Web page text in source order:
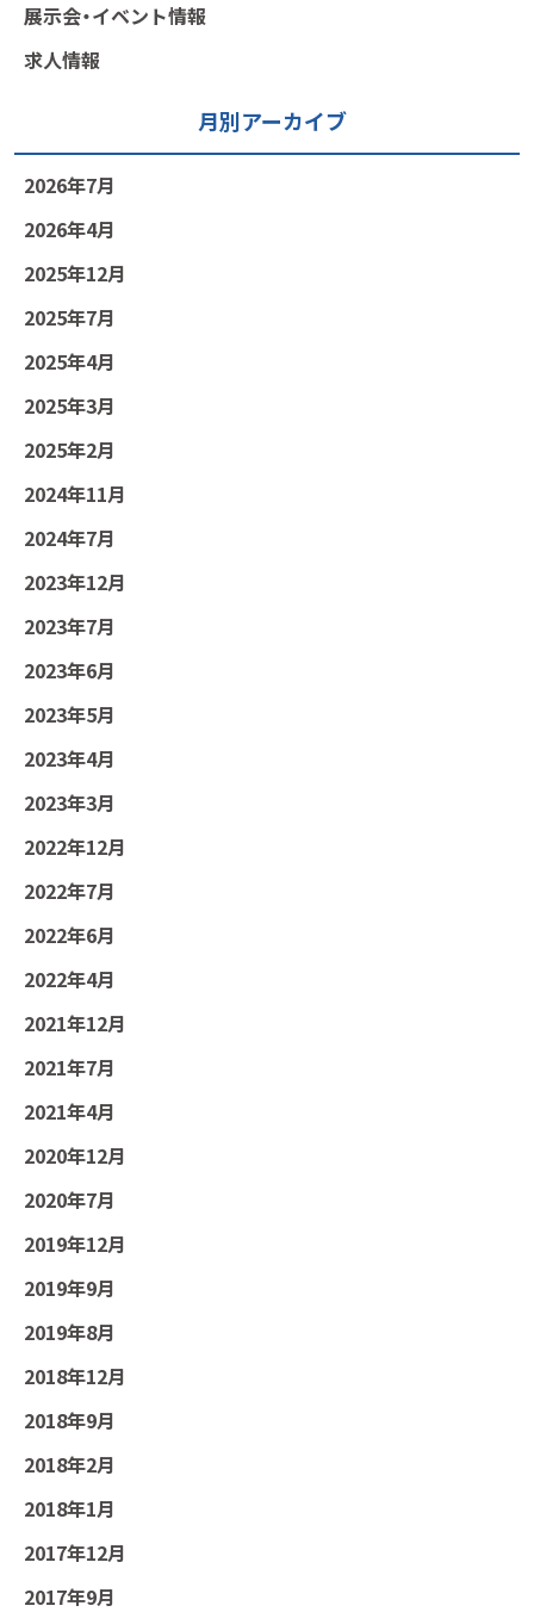
展示会・イベント情報
求人情報
月別アーカイブ
2026年7月
2026年4月
2025年12月
2025年7月
2025年4月
2025年3月
2025年2月
2024年11月
2024年7月
2023年12月
2023年7月
2023年6月
2023年5月
2023年4月
2023年3月
2022年12月
2022年7月
2022年6月
2022年4月
2021年12月
2021年7月
2021年4月
2020年12月
2020年7月
2019年12月
2019年9月
2019年8月
2018年12月
2018年9月
2018年2月
2018年1月
2017年12月
2017年9月